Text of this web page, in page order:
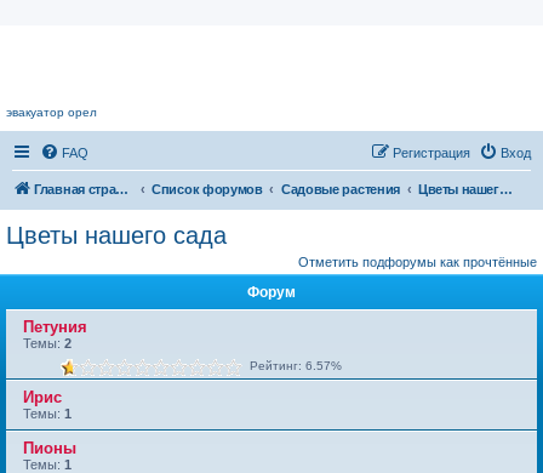
эвакуатор орел
FAQ Вход
Регистрация
Главная страница Список форумов Садовые растения Цветы нашего сада
Цветы нашего сада
Отметить подфорумы как прочтённые
Форум
Петуния
Темы: 2
Рейтинг: 6.57%
Ирис
Темы: 1
Пионы
Темы: 1